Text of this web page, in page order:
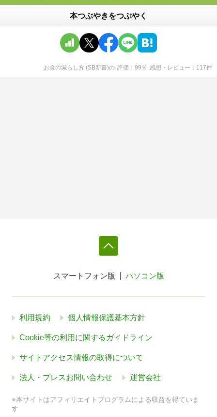
本つぶやきをつぶやく
お金の減らし方 (SB新書)の 評価 99 ％ 感想・レビュー 117件
スマートフォン版 パソコン版
利用規約 個人情報保護基本方針
Cookie等の利用に関するガイドライン
サイトアクセス情報の取得について
法人・プレスお問い合わせ 運営会社
※本サイトはアフィリエイトプログラムによる収益を得ていま
す